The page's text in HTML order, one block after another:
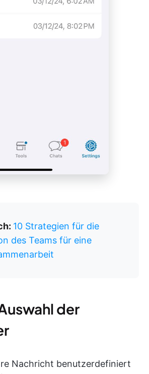
10 Strategien für die
des Teams für eine
der
Nachricht benutzerdefiniert